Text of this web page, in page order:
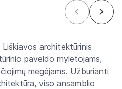
architektūrinis
paveldo mylėtojams,
mėgėjams. Užburianti
viso ansamblio